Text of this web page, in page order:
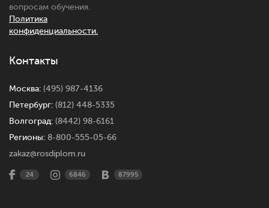
вопросам обучения.
Политика
конфиденциальности.
Контакты
Москва: (495) 987-4136
Петербург: (812) 448-5335
Волгоград: (8442) 98-6161
Регионы: 8-800-555-05-66
zakaz@rosdiplom.ru
24 6846 87995